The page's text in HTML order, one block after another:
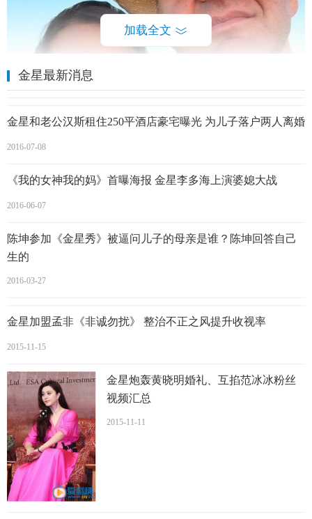
金星和老公汉斯合影
金星和老公汉斯是如何认识的
金星的家人也比较开明并没有强烈反对金星变性，金星在95
沉默内敛的德国高个子男人，通常只坐经济舱，恰巧那次经
边这位独特的东方女子系住了，打了结似地不肯离开。
加载全文
金星最新消息
金星和老公汉斯租住250平酒店豪宅曝光 为儿子落户两人离婚
2016-07-08
《我的女神我的妈》首曝海报 金星李多海上演婆媳大战
2016-06-07
陈坤参加《金星秀》被逼问儿子的母亲是谁？陈坤回答自己
生的
2016-03-27
金星加盟孟非《非诚勿扰》 整治不正之风提升收视率
2015-11-15
金星炮轰黄晓明婚礼、互掐范冰冰粉丝
视频汇总
2015-11-11